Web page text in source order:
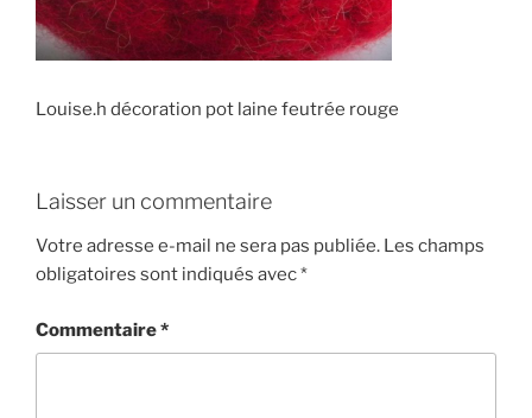
Louise.h décoration pot laine feutrée rouge
Laisser un commentaire
Votre adresse e-mail ne sera pas publiée. Les champs
obligatoires sont indiqués avec*
Commentaire*